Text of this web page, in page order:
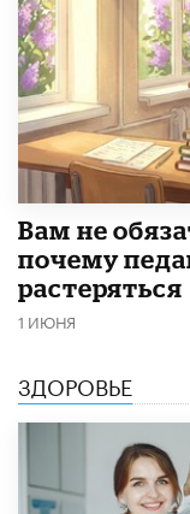
​Вам не
почему
растеряться
1 ИЮНЯ
ЗДОРОВЬЕ